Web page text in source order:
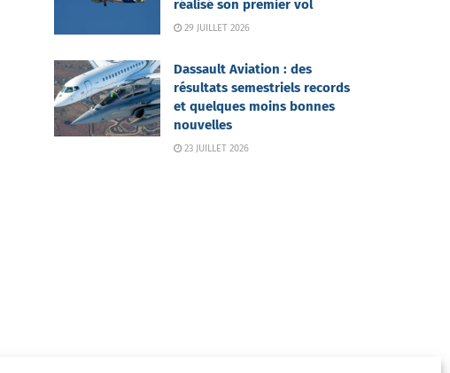
réalisé son premier vol
29 JUILLET 2026
Dassault Aviation : des
résultats semestriels records
et quelques moins bonnes
nouvelles
23 JUILLET 2026